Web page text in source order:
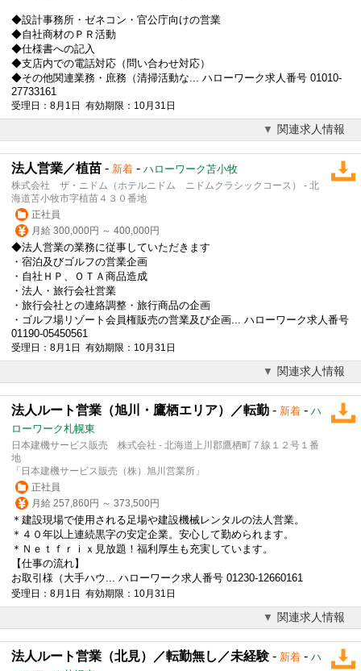
◆設計事務所・ゼネコン・官公庁向けの営業
◆自社商材のＰＲ活動
◆仕様書への記入
◆支店内での電話対応（問い合わせ対応）
◆その他関連業務・庶務（清掃活動な... ハローワーク求人番号 01010-
27733161
受理日：8月1日 有効期限：10月31日
関連求人情報
法人営業／植苗 - 新着 - ハローワーク苫小牧
株式会社 ザ・ニドム（ホテルニドム ニドムクラシックコース） - 北
海道苫小牧市字植苗４３０番地
正社員
月給 300,000円 ～ 400,000円
◆法人営業の業務に従事していただきます
・宿泊及びゴルフの営業企画
・自社ＨＰ、ＯＴＡ商品造成
・法人・旅行会社営業
・旅行会社との連絡調整・旅行商品の企画
・ゴルフ場リゾート会員権販売の営業及び企画... ハローワーク求人番号
01190-05450561
受理日：8月1日 有効期限：10月31日
関連求人情報
法人ルート営業（旭川・鷹栖エリア）／転勤 - 新着 - ハ
ローワーク札幌東
日本建機サービス販売 株式会社 - 北海道上川郡鷹栖町７線１２号１番
地
「日本建機サービス販売（株）旭川営業所」
正社員
月給 257,860円 ～ 373,500円
＊建設現場で使用される足場や建設機械レンタルの法人営業。
＊４０年以上連続黒字の安定企業。安心して勤められます。
＊Ｎｅｔｆｒｉｘ見放題！福利厚生も充実しています。
【仕事の流れ】
お取引様（大手ハウ... ハローワーク求人番号 01230-12660161
受理日：8月1日 有効期限：10月31日
関連求人情報
法人ルート営業（北見）／転勤無し／未経験- 新着 - ハ